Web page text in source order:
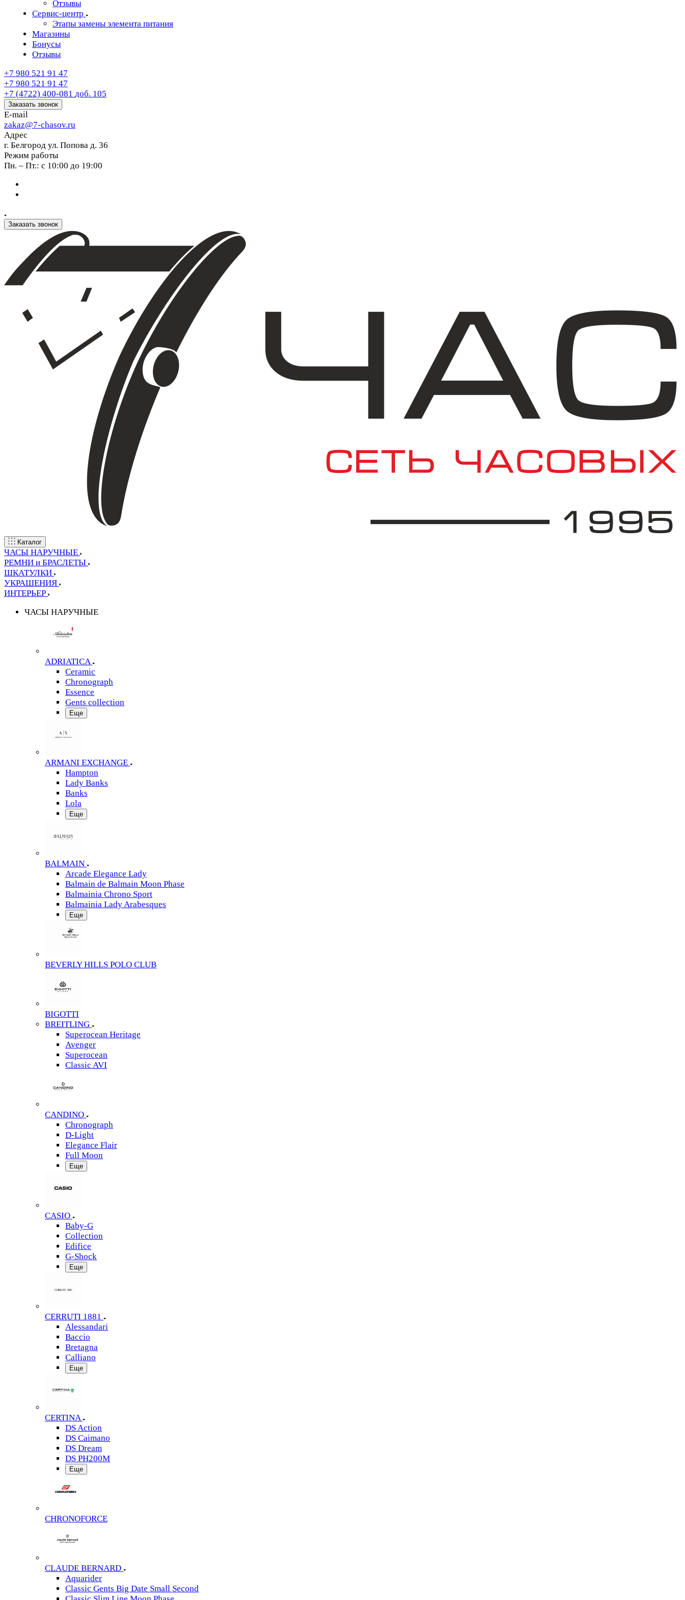
Отзывы
Сервис-центр
Этапы замены элемента питания
Магазины
Бонусы
Отзывы
+7 980 521 91 47
+7 980 521 91 47
+7 (4722) 400-081 доб. 105
Заказать звонок
E-mail
zakaz@7-chasov.ru
Адрес
г. Белгород ул. Попова д. 36
Режим работы
Пн. – Пт.: с 10:00 до 19:00
Заказать звонок
Каталог
ЧАСЫ НАРУЧНЫЕ
РЕМНИ и БРАСЛЕТЫ
ШКАТУЛКИ
УКРАШЕНИЯ
ИНТЕРЬЕР
ЧАСЫ НАРУЧНЫЕ
ADRIATICA
Ceramic
Chronograph
Essence
Gents collection
Еще
ARMANI EXCHANGE
Hampton
Lady Banks
Banks
Lola
Еще
BALMAIN
Arcade Elegance Lady
Balmain de Balmain Moon Phase
Balmainia Chrono Sport
Balmainia Lady Arabesques
Еще
BEVERLY HILLS POLO CLUB
BIGOTTI
BREITLING
Superocean Heritage
Avenger
Superocean
Classic AVI
CANDINO
Chronograph
D-Light
Elegance Flair
Full Moon
Еще
CASIO
Baby-G
Collection
Edifice
G-Shock
Еще
CERRUTI 1881
Alessandari
Baccio
Bretagna
Calliano
Еще
CERTINA
DS Action
DS Caimano
DS Dream
DS PH200M
Еще
CHRONOFORCE
CLAUDE BERNARD
Aquarider
Classic Gents Big Date Small Second